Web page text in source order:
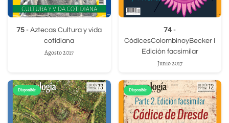
75 - Aztecas Cultura y vida
cotidiana
Agosto 2017
74 -
CódicesColombinoyBecker I
Edición facsimilar
Junio 2017
Disponible Disponible